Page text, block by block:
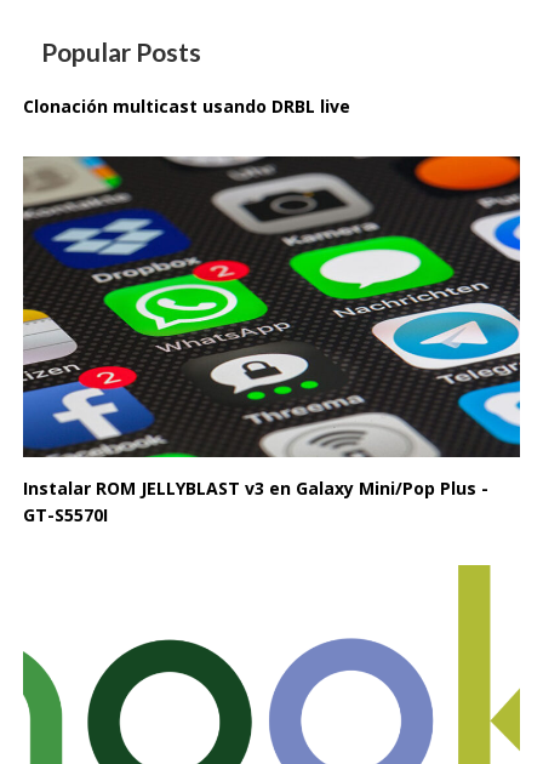
Popular Posts
Clonación multicast usando DRBL live
Instalar ROM JELLYBLAST v3 en Galaxy Mini/Pop Plus -
GT-S5570I